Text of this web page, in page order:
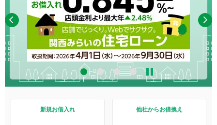
新規お借入れ 他社からお借換え